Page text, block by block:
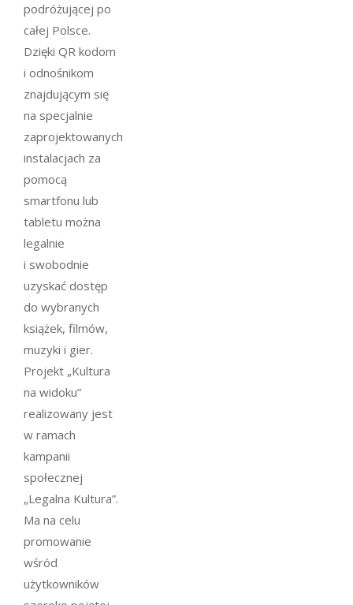
podróżującej po
całej Polsce.
Dzięki QR kodom
i odnośnikom
znajdującym się
na specjalnie
zaprojektowanych
instalacjach za
pomocą
smartfonu lub
tabletu można
legalnie
i swobodnie
uzyskać dostęp
do wybranych
książek, filmów,
muzyki i gier.
Projekt „Kultura
na widoku”
realizowany jest
w ramach
kampanii
społecznej
„Legalna Kultura”.
Ma na celu
promowanie
wśród
użytkowników